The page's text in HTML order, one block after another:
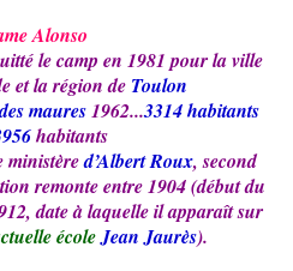
Alonso
le camp en 1981 pour la ville
et la région de Toulon
maures1962...3314 habitants
habitants
ministèred’Albert Roux, second
remonte entre 1904 (début du
date à laquelle il apparaît sur
écoleJean Jaurès).